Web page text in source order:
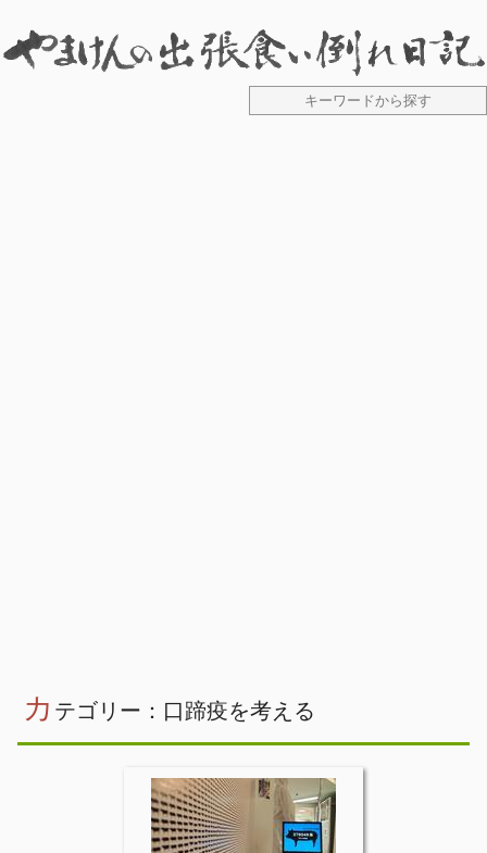
カ テゴリー：口蹄疫を考える